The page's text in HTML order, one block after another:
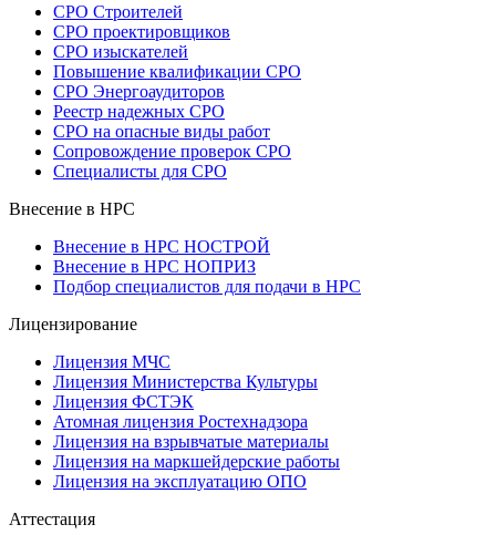
СРО Строителей
СРО проектировщиков
СРО изыскателей
Повышение квалификации СРО
СРО Энергоаудиторов
Реестр надежных СРО
СРО на опасные виды работ
Сопровождение проверок СРО
Специалисты для СРО
Внесение в НРС
Внесение в НРС НОСТРОЙ
Внесение в НРС НОПРИЗ
Подбор специалистов для подачи в НРС
Лицензирование
Лицензия МЧС
Лицензия Министерства Культуры
Лицензия ФСТЭК
Атомная лицензия Ростехнадзора
Лицензия на взрывчатые материалы
Лицензия на маркшейдерские работы
Лицензия на эксплуатацию ОПО
Аттестация